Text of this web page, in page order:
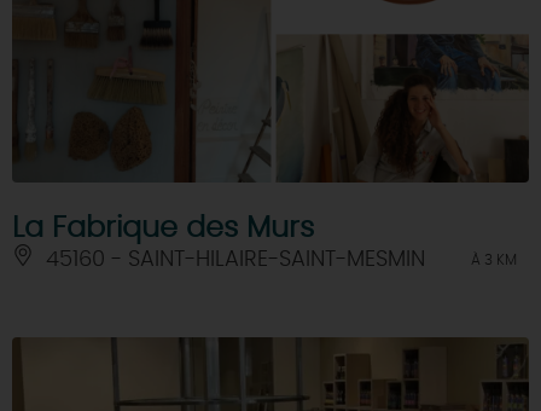
La Fabrique des Murs
45160 - SAINT-HILAIRE-SAINT-MESMIN À 3 KM